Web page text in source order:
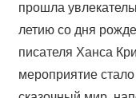
прошла
летию со дня
писателя Ханса
мероприятие